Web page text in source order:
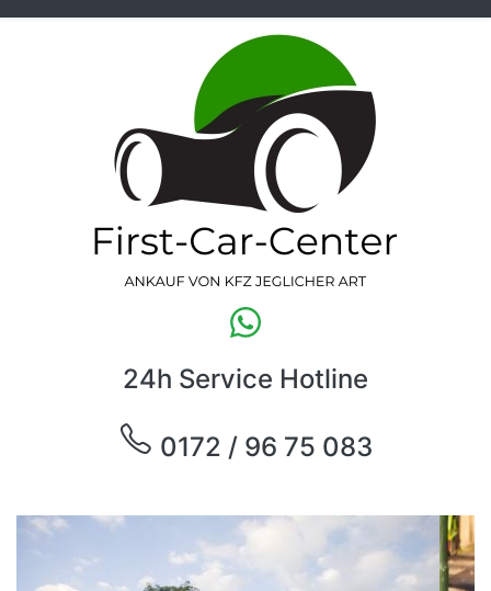
24h Service Hotline
0172 / 96 75 083